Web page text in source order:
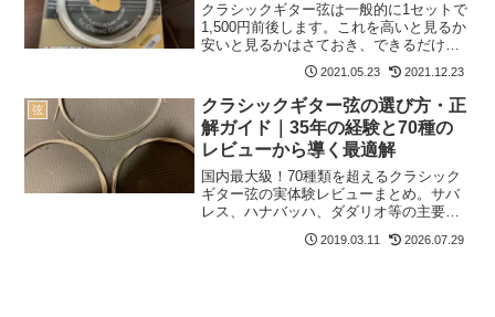
クラシックギター弦は一般的に1セットで
1,500円前後します。これを高いと見るか
安いと見るかはさておき、できるだけ安
いほうがいいというのは消費者の心理と
して皆一致するのではないでしょうか。
PLAYTECH CGS クラシックギター弦は1
セッ...
2021.05.23 2021.12.23
弦
クラシックギター弦の選び方・正
解ガイド｜35年の経験と70種の
レビューから導く最適解
国内最大級！70種類を超えるクラシック
ギター弦の実体験レビューまとめ。サバ
レス、ハナバッハ、ダダリオ等の主要メ
ーカーから希少なスペイン弦まで網羅。
比較早見表やショートカットリンクで、
2019.03.11 2026.07.29